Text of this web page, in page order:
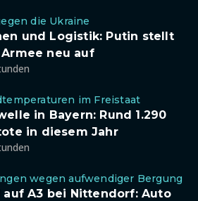
die Ukraine
und Logistik: Putin stellt
neu auf
im Freistaat
in Bayern: Rund 1.290
in diesem Jahr
wegen aufwendiger Bergung
auf A3 bei Nittendorf: Auto